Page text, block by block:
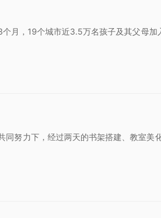
月，19个城市近3.5万名孩子及其父母加
努力下，经过两天的书架搭建、教室美